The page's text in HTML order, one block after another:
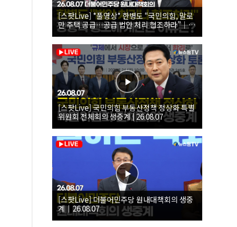
[스팟Live] *풀영상* 한병도 “국민의힘, 말로
만 주택 공급…공급 법안 처리 협조하라”｜
26.08.07 더불어민주당 원내대책회의
[스팟Live] 국민의힘 부동산정책 정상화 특별
위원회 전체회의 생중계 | 26.08.07
[스팟Live] 더불어민주당 원내대책회의 생중
계｜26.08.07